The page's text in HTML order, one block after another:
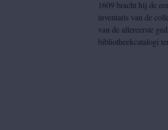
1609 bracht hij de
inventaris van de
van de allereerste
bibliotheekcatalogi